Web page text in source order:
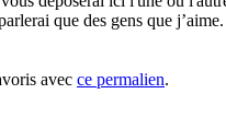
que des gens que
avec ce permalien.